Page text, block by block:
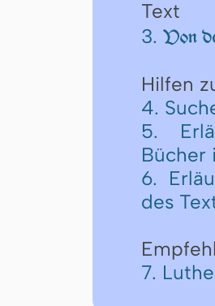
Text
3. Von
Hilfen
4.
5.
Bücher
6.
des
7.